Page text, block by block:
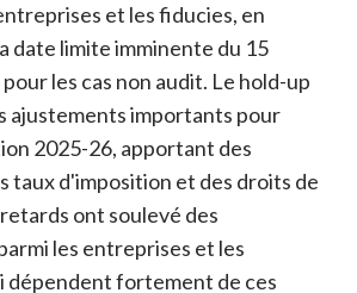
et les fiducies, en
date limite imminente du 15
les cas non audit. Le hold-up
ajustements importants pour
2025-26, apportant des
taux d'imposition et des droits de
ont soulevé des
les entreprises et les
dépendent fortement de ces